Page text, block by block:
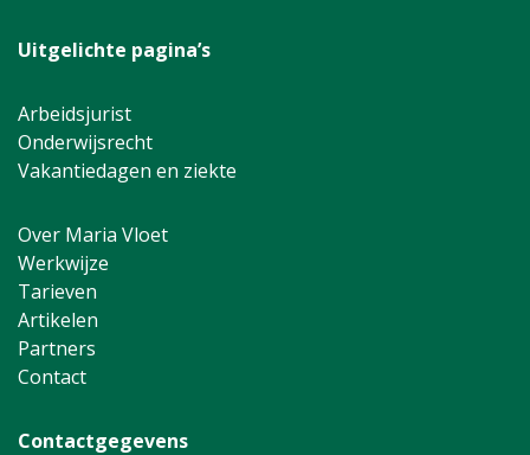
Uitgelichte pagina’s
Arbeidsjurist
Onderwijsrecht
Vakantiedagen en ziekte
Over Maria Vloet
Werkwijze
Tarieven
Artikelen
Partners
Contact
Contactgegevens